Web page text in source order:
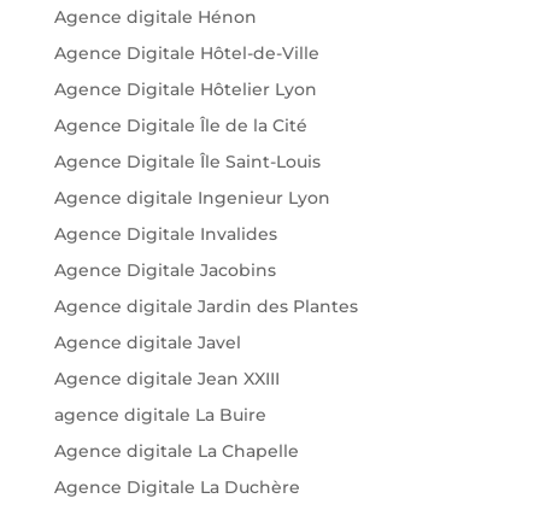
Agence digitale Hénon
Agence Digitale Hôtel-de-Ville
Agence Digitale Hôtelier Lyon
Agence Digitale Île de la Cité
Agence Digitale Île Saint-Louis
Agence digitale Ingenieur Lyon
Agence Digitale Invalides
Agence Digitale Jacobins
Agence digitale Jardin des Plantes
Agence digitale Javel
Agence digitale Jean XXIII
agence digitale La Buire
Agence digitale La Chapelle
Agence Digitale La Duchère